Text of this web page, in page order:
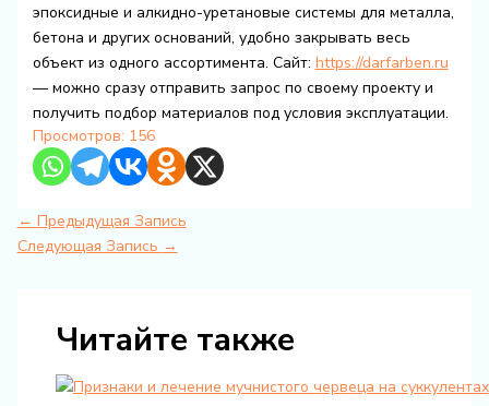
эпоксидные и алкидно-уретановые системы для металла,
бетона и других оснований, удобно закрывать весь
объект из одного ассортимента. Сайт: https://darfarben.ru
— можно сразу отправить запрос по своему проекту и
получить подбор материалов под условия эксплуатации.
Просмотров: 156
← Предыдущая Запись
Следующая Запись →
Читайте также